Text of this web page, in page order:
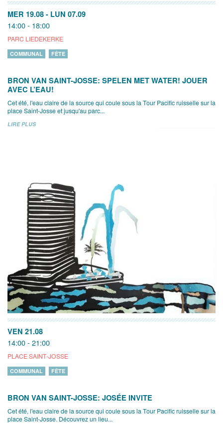
MER 19.08 - LUN 07.09
14:00 - 18:00
PARC LIEDEKERKE
COMMUNAL FÊTE
BRON VAN SAINT-JOSSE: SPELEN MET WATER! JOUER
AVEC L’EAU!
Cet été, l'eau claire de la source qui coule sous la Tour Pacific ruisselle sur la
place Saint-Josse et jusqu'au parc...
LIRE PLUS
VEN 21.08
14:00 - 21:00
PLACE SAINT-JOSSE
COMMUNAL FÊTE
BRON VAN SAINT-JOSSE: JOSÉE INVITE
Cet été, l'eau claire de la source qui coule sous la Tour Pacific ruisselle sur la
place Saint-Josse. Découvrez un lieu...